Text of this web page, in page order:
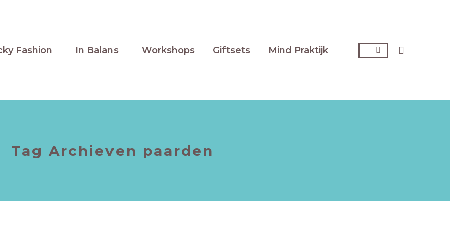
Fashion In Balans Workshops Giftsets Mind Praktijk Zoeken:
Tag Archieven paarden